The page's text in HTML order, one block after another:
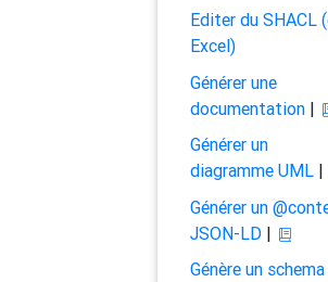
Editer du SHACL
Excel)
Générer une
documentation|
Générer un
diagramme UML|
Générer un
JSON-LD|
Génère un schema